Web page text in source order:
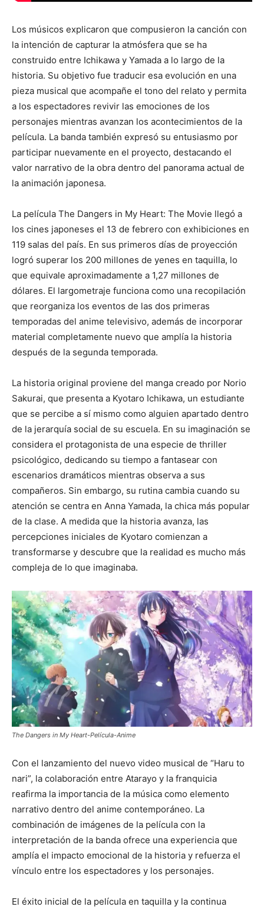
Los músicos explicaron que compusieron la canción con
la intención de capturar la atmósfera que se ha
construido entre Ichikawa y Yamada a lo largo de la
historia. Su objetivo fue traducir esa evolución en una
pieza musical que acompañe el tono del relato y permita
a los espectadores revivir las emociones de los
personajes mientras avanzan los acontecimientos de la
película. La banda también expresó su entusiasmo por
participar nuevamente en el proyecto, destacando el
valor narrativo de la obra dentro del panorama actual de
la animación japonesa.
La película The Dangers in My Heart: The Movie llegó a
los cines japoneses el 13 de febrero con exhibiciones en
119 salas del país. En sus primeros días de proyección
logró superar los 200 millones de yenes en taquilla, lo
que equivale aproximadamente a 1,27 millones de
dólares. El largometraje funciona como una recopilación
que reorganiza los eventos de las dos primeras
temporadas del anime televisivo, además de incorporar
material completamente nuevo que amplía la historia
después de la segunda temporada.
La historia original proviene del manga creado por Norio
Sakurai, que presenta a Kyotaro Ichikawa, un estudiante
que se percibe a sí mismo como alguien apartado dentro
de la jerarquía social de su escuela. En su imaginación se
considera el protagonista de una especie de thriller
psicológico, dedicando su tiempo a fantasear con
escenarios dramáticos mientras observa a sus
compañeros. Sin embargo, su rutina cambia cuando su
atención se centra en Anna Yamada, la chica más popular
de la clase. A medida que la historia avanza, las
percepciones iniciales de Kyotaro comienzan a
transformarse y descubre que la realidad es mucho más
compleja de lo que imaginaba.
The Dangers in My Heart-Película-Anime
Con el lanzamiento del nuevo video musical de “Haru to
nari”, la colaboración entre Atarayo y la franquicia
reafirma la importancia de la música como elemento
narrativo dentro del anime contemporáneo. La
combinación de imágenes de la película con la
interpretación de la banda ofrece una experiencia que
amplía el impacto emocional de la historia y refuerza el
vínculo entre los espectadores y los personajes.
El éxito inicial de la película en taquilla y la continua